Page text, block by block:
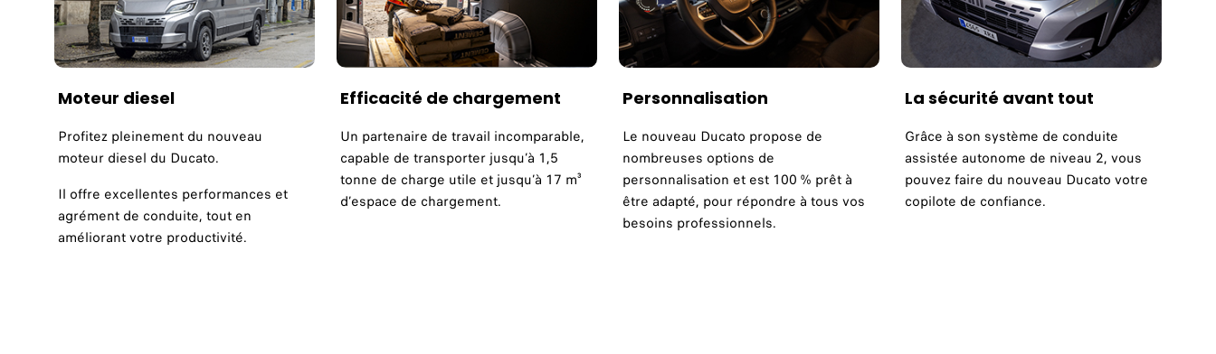
Moteur diesel
Profitez pleinement du nouveau
moteur diesel du Ducato.
Il offre excellentes performances et
agrément de conduite, tout en
améliorant votre productivité.
Efficacité de chargement
Un partenaire de travail incomparable,
capable de transporter jusqu’à 1,5
tonne de charge utile et jusqu’à 17 m³
d’espace de chargement.
Personnalisation
Le nouveau Ducato propose de
nombreuses options de
personnalisation et est 100 % prêt à
être adapté, pour répondre à tous vos
besoins professionnels.
La sécurité avant tout
Grâce à son système de conduite
assistée autonome de niveau 2, vous
pouvez faire du nouveau Ducato votre
copilote de confiance.